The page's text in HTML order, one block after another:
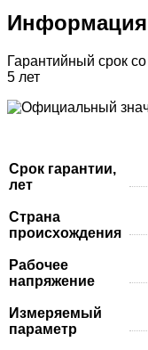
Информация
Гарантийный срок
5 лет
Срок гарантии,
лет
Страна
происхождения
Рабочее
напряжение
Измеряемый
параметр